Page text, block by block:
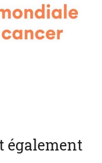
également